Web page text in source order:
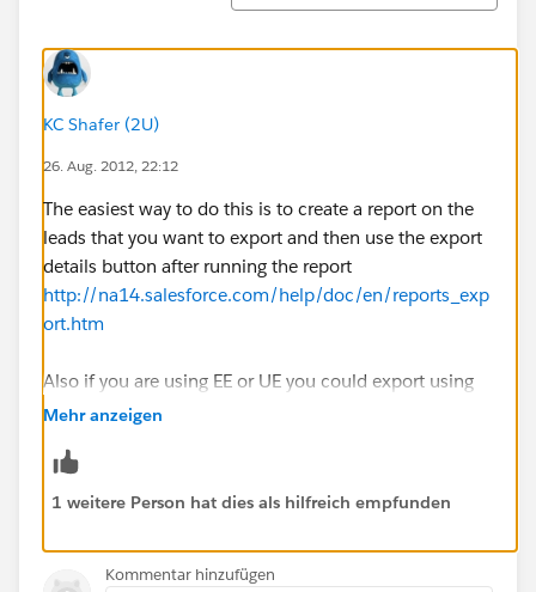
KC Shafer (2U)
26. Aug. 2012, 22:12
The easiest way to do this is to create a report on the
leads that you want to export and then use the export
details button after running the report
http://na14.salesforce.com/help/doc/en/reports_exp
ort.htm
Also if you are using EE or UE you could export using
the Apex Data Loader.
--KC
Mehr anzeigen
1 weitere Person hat dies als hilfreich empfunden
Kommentar hinzufügen